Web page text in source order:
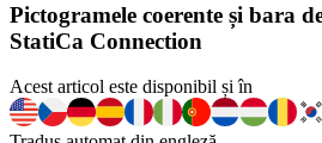
Pictogramele coerente și bara
StatiCa Connection
Acest articol este disponibil și în